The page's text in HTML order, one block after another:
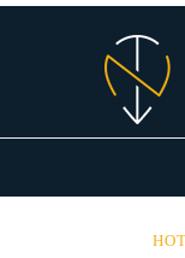
Norwegian